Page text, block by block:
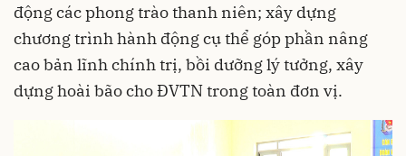
động các phong trào thanh niên; xây dựng
chương trình hành động cụ thể góp phần nâng
cao bản lĩnh chính trị, bồi dưỡng lý tưởng, xây
dựng hoài bão cho ĐVTN trong toàn đơn vị.